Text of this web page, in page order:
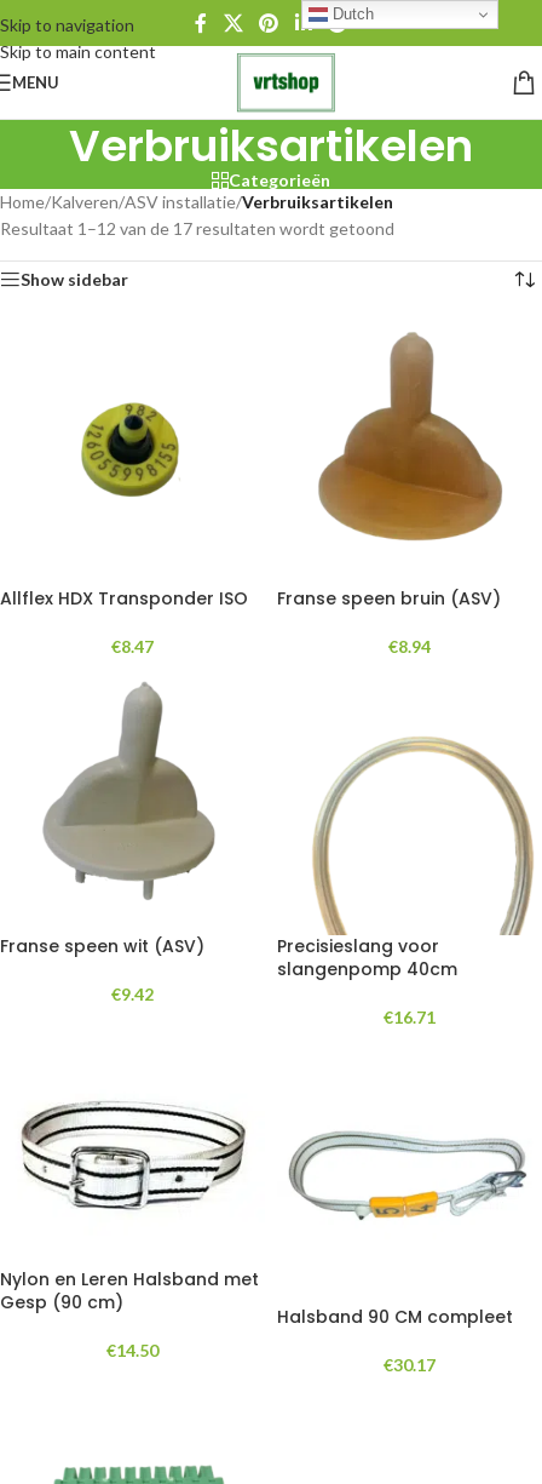
Skip to navigation
Skip to main content
MENU
Verbruiksartikelen
Categorieën
Home/Kalveren/ASV installatie/Verbruiksartikelen
Resultaat 1–12 van de 17 resultaten wordt getoond
Show sidebar
Allflex HDX Transponder ISO
€8.47
Franse speen bruin (ASV)
€8.94
Franse speen wit (ASV)
€9.42
Precisieslang voor
slangenpomp 40cm
€16.71
Nylon en Leren Halsband met
Gesp (90 cm)
€14.50
Halsband 90 CM compleet
€30.17
Dutch